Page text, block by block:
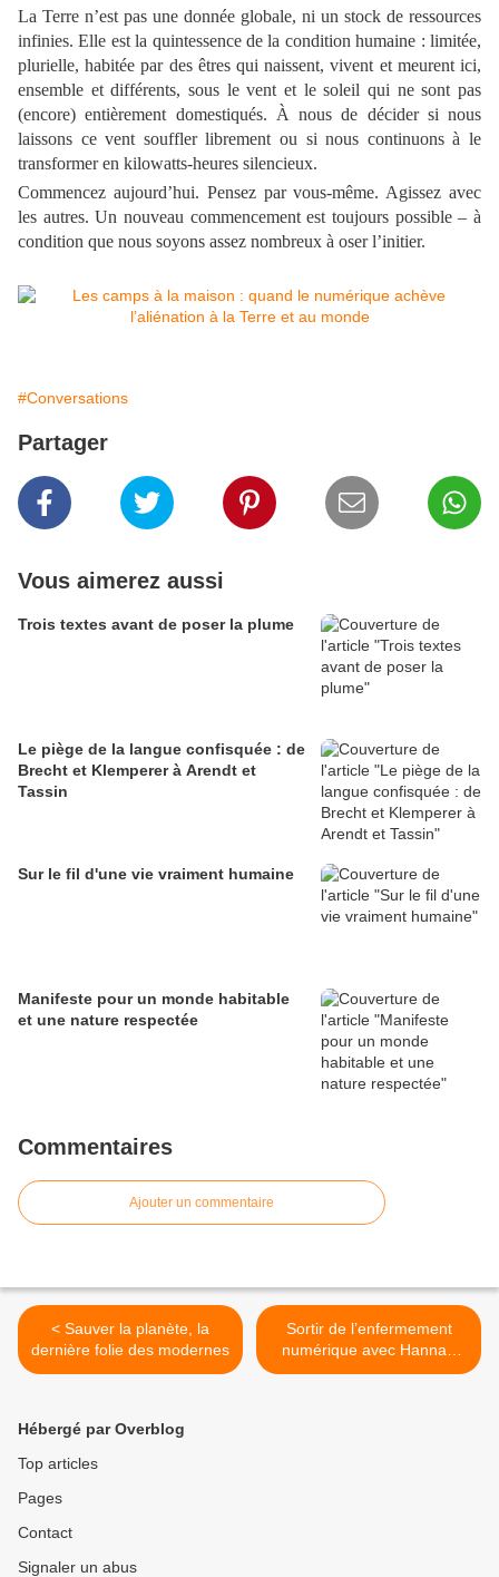
La Terre n’est pas une donnée globale, ni un stock de ressources
infinies. Elle est la quintessence de la condition humaine : limitée,
plurielle, habitée par des êtres qui naissent, vivent et meurent ici,
ensemble et différents, sous le vent et le soleil qui ne sont pas
(encore) entièrement domestiqués. À nous de décider si nous
laissons ce vent souffler librement ou si nous continuons à le
transformer en kilowatts-heures silencieux.
Commencez aujourd’hui. Pensez par vous-même. Agissez avec
les autres. Un nouveau commencement est toujours possible – à
condition que nous soyons assez nombreux à oser l’initier.
#Conversations
Partager
Vous aimerez aussi
Trois textes avant de poser la plume
Le piège de la langue confisquée : de
Brecht et Klemperer à Arendt et
Tassin
Sur le fil d'une vie vraiment humaine
Manifeste pour un monde habitable
et une nature respectée
Commentaires
Ajouter un commentaire
< Sauver la planète, la
dernière folie des modernes
Sortir de l’enfermement
numérique avec Hannah
Arendt >
Hébergé par Overblog
Top articles
Pages
Contact
Signaler un abus